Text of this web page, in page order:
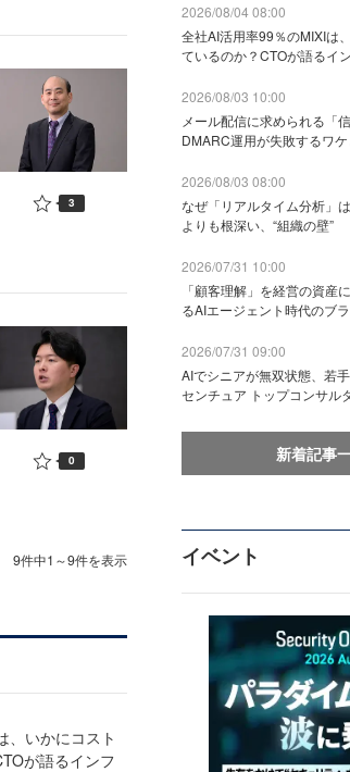
3
0
9件中1～9件を表示
、いかにコスト
が語るインフ
2026/08/04 08:00
全社AI活用率99％のMIXIは
ているのか？CTOが語るイ
2026/08/03 10:00
メール配信に求められる「
DMARC運用が失敗するワ
2026/08/03 08:00
なぜ「リアルタイム分析」
よりも根深い、“組織の壁”
2026/07/31 10:00
「顧客理解」を経営の資産
るAIエージェント時代のブ
2026/07/31 09:00
AIでシニアが無双状態、若
センチュア トップコンサル
新着記事
イベント